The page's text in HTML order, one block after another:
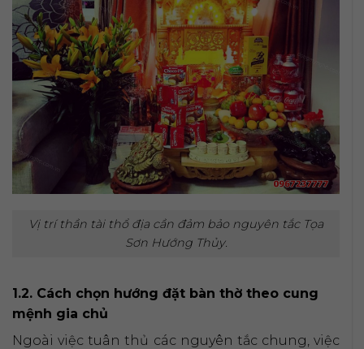
Vị trí thần tài thổ địa cần đảm bảo nguyên tắc Tọa
Sơn Hướng Thủy.
1.2. Cách chọn hướng đặt bàn thờ theo cung
mệnh gia chủ
Ngoài việc tuân thủ các nguyên tắc chung, việc